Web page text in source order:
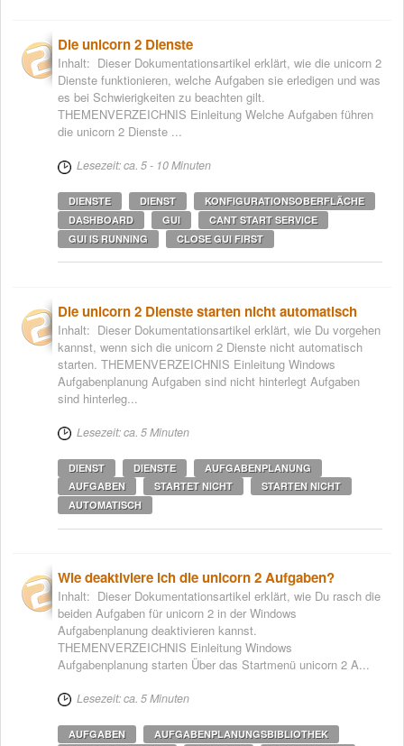
Die unicorn 2 Dienste
Inhalt: Dieser Dokumentationsartikel erklärt, wie die unicorn 2
Dienste funktionieren, welche Aufgaben sie erledigen und was
es bei Schwierigkeiten zu beachten gilt.
THEMENVERZEICHNIS Einleitung Welche Aufgaben führen
die unicorn 2 Dienste ...
Lesezeit: ca. 5 - 10 Minuten
DIENSTE DIENST
KONFIGURATIONSOBERFLÄCHE
DASHBOARD
GUI
CANT START SERVICE
GUI IS RUNNING
CLOSE GUI FIRST
Die unicorn 2 Dienste starten nicht automatisch
Inhalt: Dieser Dokumentationsartikel erklärt, wie Du vorgehen
kannst, wenn sich die unicorn 2 Dienste nicht automatisch
starten. THEMENVERZEICHNIS Einleitung Windows
Aufgabenplanung Aufgaben sind nicht hinterlegt Aufgaben
sind hinterleg...
Lesezeit: ca. 5 Minuten
DIENST DIENSTE
AUFGABENPLANUNG
AUFGABEN
STARTET NICHT
STARTEN NICHT
AUTOMATISCH
Wie deaktiviere ich die unicorn 2 Aufgaben?
Inhalt: Dieser Dokumentationsartikel erklärt, wie Du rasch die
beiden Aufgaben für unicorn 2 in der Windows
Aufgabenplanung deaktivieren kannst.
THEMENVERZEICHNIS Einleitung Windows
Aufgabenplanung starten Über das Startmenü unicorn 2 A...
Lesezeit: ca. 5 Minuten
AUFGABEN
AUFGABENPLANUNGSBIBLIOTHEK